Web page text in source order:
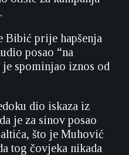
Bibić prije hapšenja
posao “na
spominjao iznos od
dio iskaza iz
je za sinov posao
što je Muhović
tog čovjeka nikada